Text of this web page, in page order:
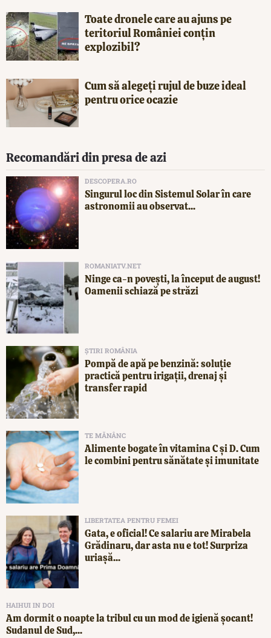
Toate dronele care au ajuns pe
teritoriul României conțin
explozibil?
Cum să alegeți rujul de buze ideal
pentru orice ocazie
Recomandări din presa de azi
DESCOPERA.RO
Singurul loc din Sistemul Solar în care
astronomii au observat...
ROMANIATV.NET
Ninge ca-n povești, la început de august!
Oamenii schiază pe străzi
ȘTIRI ROMÂNIA
Pompă de apă pe benzină: soluție
practică pentru irigații, drenaj și
transfer rapid
TE MĂNÂNC
Alimente bogate în vitamina C și D. Cum
le combini pentru sănătate și imunitate
LIBERTATEA PENTRU FEMEI
Gata, e oficial! Ce salariu are Mirabela
Grădinaru, dar asta nu e tot! Surpriza
uriașă...
HAIHUI IN DOI
Am dormit o noapte la tribul cu un mod de igienă șocant!
Sudanul de Sud,...